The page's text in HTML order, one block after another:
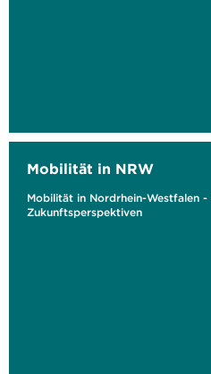
Mobilität in NRW
Mobilität in Nordrhein-Westfalen
Zukunftsperspektiven